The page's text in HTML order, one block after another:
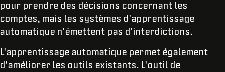
pour prendre des décisions concernant les
comptes, mais les systèmes d'apprentissage
automatique n'émettent pas d'interdictions.
L'apprentissage automatique permet également
d'améliorer les outils existants. L'outil de